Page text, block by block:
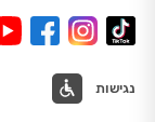
נגישות